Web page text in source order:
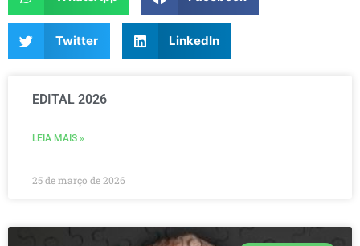
Twitter LinkedIn
EDITAL 2026
LEIA MAIS »
25 de março de 2026